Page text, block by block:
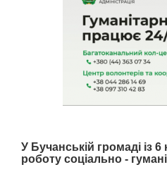
У Бучанській громаді із
роботу соціально -